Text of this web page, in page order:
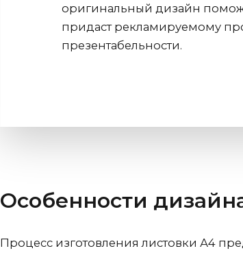
оригинальный дизайн
придаст рекламируемому
презентабельности.
Особенности
Процесс изготовления листовки А4